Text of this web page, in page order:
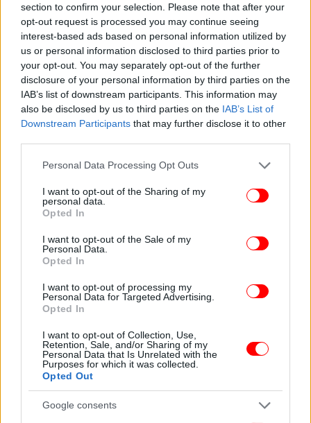
section to confirm your selection. Please note that after your
opt-out request is processed you may continue seeing
interest-based ads based on personal information utilized by
us or personal information disclosed to third parties prior to
your opt-out. You may separately opt-out of the further
disclosure of your personal information by third parties on the
IAB’s list of downstream participants. This information may
also be disclosed by us to third parties on the IAB’s List of
Downstream Participants that may further disclose it to other
Please note that this website/app uses one or more Google
not limited to your visit or usage behaviour. You may click to
grant or deny consent to Google and its third-party tags to
use your data for below specified purposes in below Google
consent section.
Personal Data Processing Opt Outs
I want to opt-out of the Sharing of my
personal data.
Opted In
I want to opt-out of the Sale of my
Personal Data.
Opted In
I want to opt-out of processing my
Personal Data for Targeted Advertising.
Opted In
I want to opt-out of Collection, Use,
Retention, Sale, and/or Sharing of my
Personal Data that Is Unrelated with the
Purposes for which it was collected.
Opted Out
Google consents
Στην Ευρωπαϊκή Ένωση λειτουργεί ο Μηχανισμός
Εμπορίας Δικαιωμάτων Ρύπων (Emissions Trading
System), μέσω του οποίου καθορίζεται το κόστος
που πληρώνουν οι βιομηχανίες που μολύνουν το
περιβάλλον. Η τιμή των ρύπων που
διαμορφωνόταν από τις σχετικές δημοπρασίες
κινούνταν σε χαμηλά επίπεδα την περασμένη
δεκαετία, πολύ κάτω από τα επίπεδα που προτείνει
από το 2020 και φέτος κυμαίνεται πάνω από τα 70
ευρώ ανά τόνο ρύπων.
Σύμφωνα με το ΔΝΤ, το δημοσιονομικό κόστος και
ο αντίκτυπος στο δημόσιο χρέος θα εξαρτηθεί από
το μείγμα των πολιτικών εσόδων και δαπανών που
θα ακολουθήσουν οι χώρες. Η ανάλυσή του δείχνει
ότι αν εφαρμοστεί από τώρα ένα κατάλληλο μείγμα
μέτρων θα μπορεί να επιτευχθούν οι κλιματικοί
Συγκεκριμένα, για τις αναπτυγμένες οικονομίες το
δημόσιο χρέος θα αυξανόταν κατά 10% έως 15%
του ΑΕΠ έως το 2050, αν και αυτοί οι υπολογισμοί
υπόκεινται σε μεγάλη αβεβαιότητα με δεδομένες
τις διαφορές στα δημοσιονομικά δεδομένα των